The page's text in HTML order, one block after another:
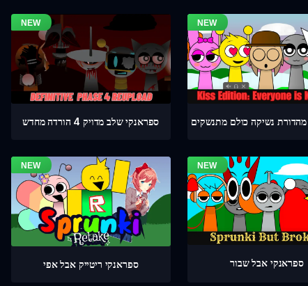
ספראנקי שלב מדויק 4 הורדה מחדש נשיקה כולם מתנשקים
ספראנקי ריטייק אבל אפי ספראנקי אבל שבור